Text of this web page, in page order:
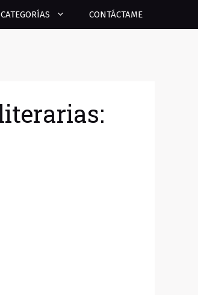
CATEGORÍAS CONTÁCTAME